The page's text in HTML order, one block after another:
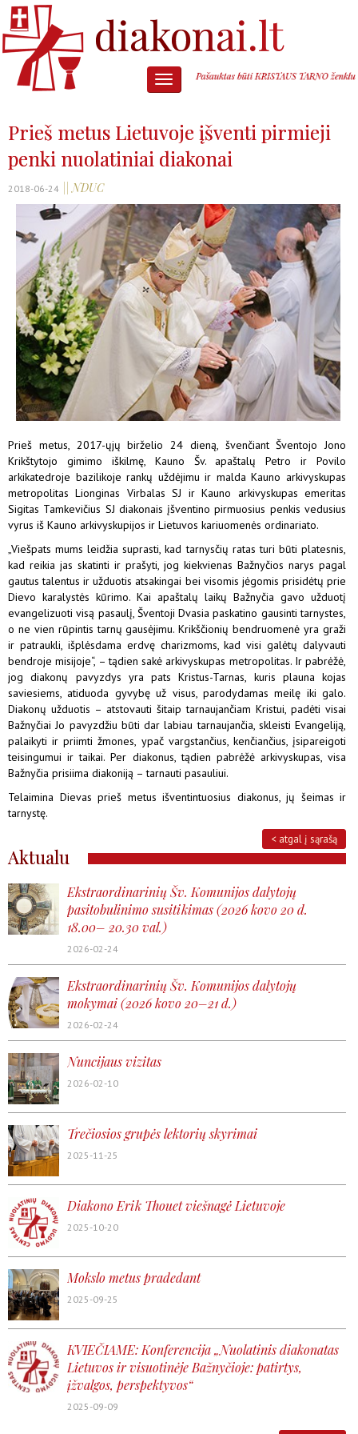
Prieš metus Lietuvoje įšventi pirmieji
penki nuolatiniai diakonai
2018-06-24 || NDUC
Prieš metus, 2017-ųjų birželio 24 dieną, švenčiant Šventojo Jono
Krikštytojo gimimo iškilmę, Kauno Šv. apaštalų Petro ir Povilo
arkikatedroje bazilikoje rankų uždėjimu ir malda Kauno arkivyskupas
metropolitas Lionginas Virbalas SJ ir Kauno arkivyskupas emeritas
Sigitas Tamkevičius SJ diakonais įšventino pirmuosius penkis vedusius
vyrus iš Kauno arkivyskupijos ir Lietuvos kariuomenės ordinariato.
„Viešpats mums leidžia suprasti, kad tarnysčių ratas turi būti platesnis,
kad reikia jas skatinti ir prašyti, jog kiekvienas Bažnyčios narys pagal
gautus talentus ir užduotis atsakingai bei visomis jėgomis prisidėtų prie
Dievo karalystės kūrimo. Kai apaštalų laikų Bažnyčia gavo užduotį
evangelizuoti visą pasaulį, Šventoji Dvasia paskatino gausinti tarnystes,
o ne vien rūpintis tarnų gausėjimu. Krikščionių bendruomenė yra graži
ir patraukli, išplėsdama erdvę charizmoms, kad visi galėtų dalyvauti
bendroje misijoje“, – tądien sakė arkivyskupas metropolitas. Ir pabrėžė,
jog diakonų pavyzdys yra pats Kristus-Tarnas, kuris plauna kojas
saviesiems, atiduoda gyvybę už visus, parodydamas meilę iki galo.
Diakonų užduotis – atstovauti šitaip tarnaujančiam Kristui, padėti visai
Bažnyčiai Jo pavyzdžiu būti dar labiau tarnaujančia, skleisti Evangeliją,
palaikyti ir priimti žmones, ypač vargstančius, kenčiančius, įsipareigoti
teisingumui ir taikai. Per diakonus, tądien pabrėžė arkivyskupas, visa
Bažnyčia prisiima diakoniją – tarnauti pasauliui.
Telaimina Dievas prieš metus išventintuosius diakonus, jų šeimas ir
tarnystę.
< atgal į sąrašą
Aktualu
Ekstraordinarinių Šv. Komunijos dalytojų
pasitobulinimo susitikimas (2026 kovo 20 d.
18.00– 20.30 val.)
2026-02-24
Ekstraordinarinių Šv. Komunijos dalytojų
mokymai (2026 kovo 20–21 d.)
2026-02-24
Nuncijaus vizitas
2026-02-10
Trečiosios grupės lektorių skyrimai
2025-11-25
Diakono Erik Thouet viešnagė Lietuvoje
2025-10-20
Mokslo metus pradedant
2025-09-25
KVIEČIAME: Konferencija „Nuolatinis diakonatas
Lietuvos ir visuotinėje Bažnyčioje: patirtys,
įžvalgos, perspektyvos“
2025-09-09